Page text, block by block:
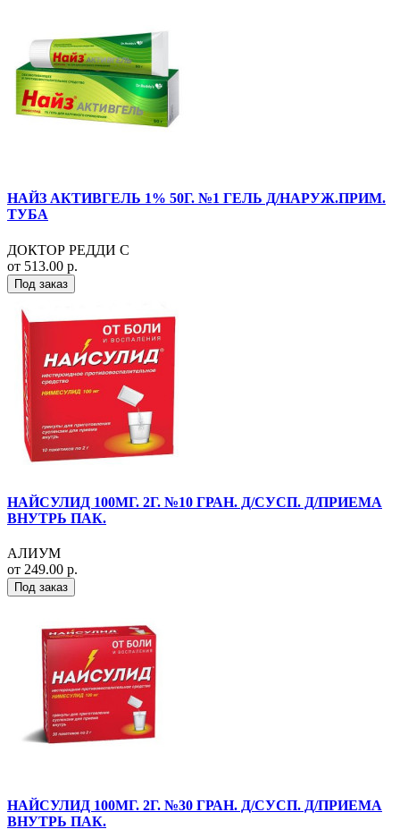
НАЙЗ АКТИВГЕЛЬ 1% 50Г. №1 ГЕЛЬ Д/НАРУЖ.ПРИМ.
ТУБА
ДОКТОР РЕДДИ С
от 513.00 р.
Под заказ
НАЙСУЛИД 100МГ. 2Г. №10 ГРАН. Д/СУСП. Д/ПРИЕМА
ВНУТРЬ ПАК.
АЛИУМ
от 249.00 р.
Под заказ
НАЙСУЛИД 100МГ. 2Г. №30 ГРАН. Д/СУСП. Д/ПРИЕМА
ВНУТРЬ ПАК.